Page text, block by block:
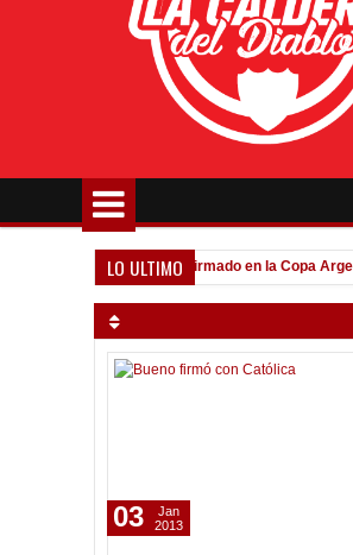
LO ULTIMO
Todo confirmado en la Copa Argentina
03
Jan
2013